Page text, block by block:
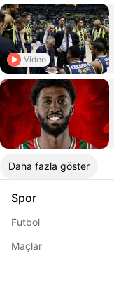
Video
Daha fazla göster
Spor
Futbol
Maçlar